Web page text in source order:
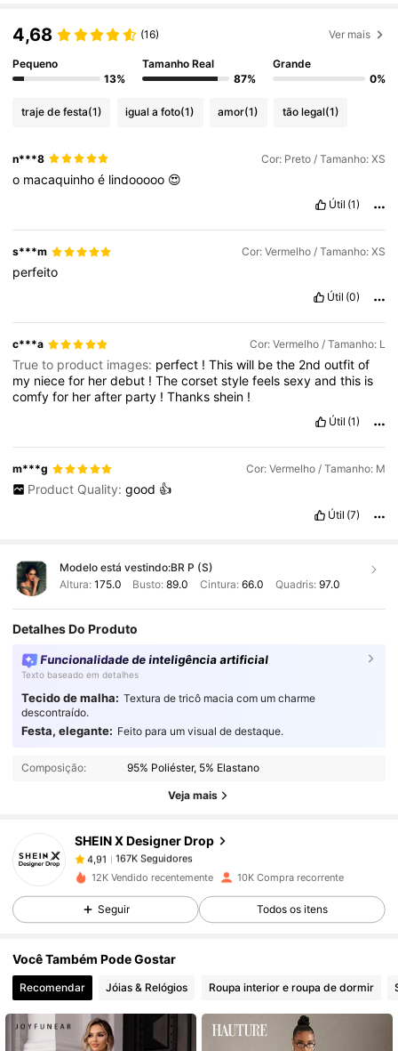
4,68 (16) Ver mais
Pequeno
13%
Tamanho Real
87%
Grande
0%
traje de festa(1) igual a foto(1) amor(1) tão legal(1)
n***8 Cor: Preto / Tamanho: XS
o macaquinhoé lindooooo 😍
Útil (1)
s***m Cor: Vermelho / Tamanho: XS
perfeito
Útil (0)
c***a Cor: Vermelho / Tamanho: L
True to product images: perfect !Thiswill bethe 2ndoutfitof
my niecefor herdebut !Thecorsetstylefeelssexyandthis is
comfyfor herafter party !Thanksshein !
Útil (1)
m***g Cor: Vermelho / Tamanho: M
Product Quality: good 👍
Útil (7)
Modelo está vestindo:BR P (S)
Altura: 175.0 Busto:89.0 Cintura: 66.0 Quadris: 97.0
Detalhes Do Produto
Funcionalidade de inteligência artificial
Texto baseado em detalhes
Tecido de malha: Textura de tricô macia com um charme
descontraído.
Festa, elegante: Feito para um visual de destaque.
Composição: 95% Poliéster, 5% Elastano
Veja mais
SHEIN X Designer Drop
4,91 167K Seguidores
167K Seguidores
4,91
167K Seguidores
p***spago1 dia atrás
4,91 167K Seguidores
167K Seguidores
4,91 167K Seguidores
12K Vendido recentemente 10K Compra recorrente
Seguir Todos os itens
Você Também Pode Gostar
Recomendar Jóias & Relógios Roupa interior e roupa de dormir